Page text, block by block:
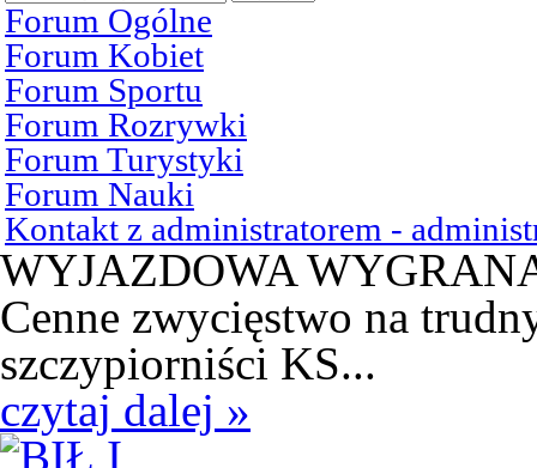
Forum Ogólne
Forum Kobiet
Forum Sportu
Forum Rozrywki
Forum Turystyki
Forum Nauki
Kontakt z administratorem -
WYJAZDOWA
Cenne zwycięstwo na
szczypiorniści KS...
czytaj dalej »